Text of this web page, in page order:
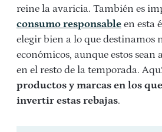
reine la avaricia. También es
consumo responsable en esta
elegir bien a lo que destinamos
económicos, aunque estos sean
en el resto de la temporada.
productos y marcas en los
invertir estas rebajas.